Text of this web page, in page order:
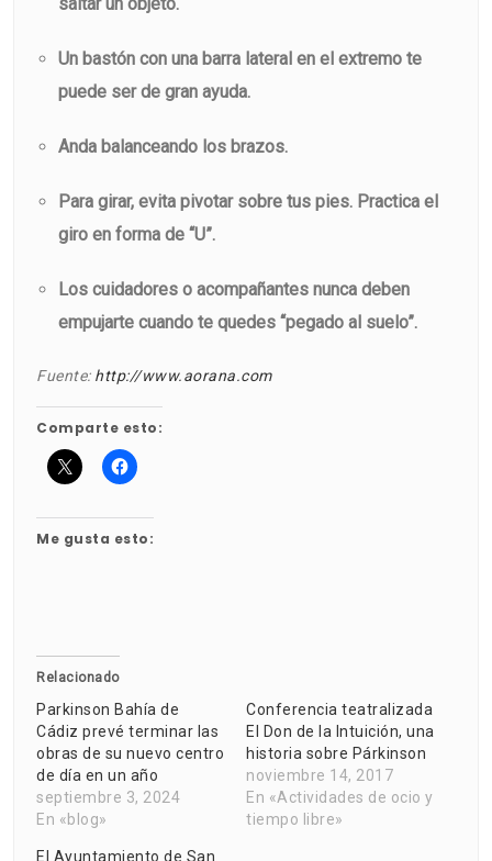
Un bastón con una barra lateral en el extremo te
puede ser de gran ayuda.
Anda balanceando los brazos.
Para girar, evita pivotar sobre tus pies. Practica el
giro en forma de “U”.
Los cuidadores o acompañantes nunca deben
empujarte cuando te quedes “pegado al suelo”.
Fuente: http://www.aorana.com
Comparte esto:
Me gusta esto:
Relacionado
Parkinson Bahía de
Cádiz prevé terminar las
obras de su nuevo centro
de día en un año
septiembre 3, 2024
En «blog»
Conferencia teatralizada
El Don de la Intuición, una
historia sobre Párkinson
noviembre 14, 2017
En «Actividades de ocio y
tiempo libre»
El Ayuntamiento de San